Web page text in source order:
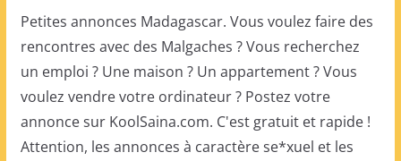
Petites annonces Madagascar. Vous voulez faire des
rencontres avec des Malgaches ? Vous recherchez
un emploi ? Une maison ? Un appartement ? Vous
voulez vendre votre ordinateur ? Postez votre
annonce sur KoolSaina.com. C'est gratuit et rapide !
Attention, les annonces à caractère se*xuel et les